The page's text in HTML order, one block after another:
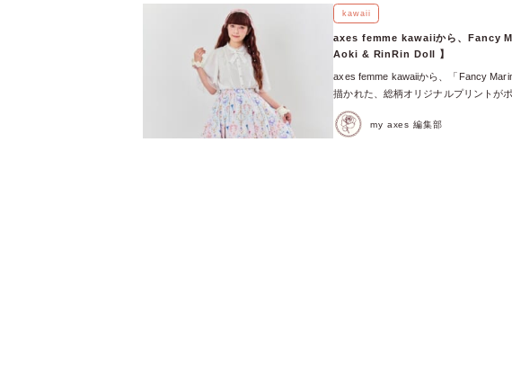
kawaii
axes femme kawaiiから、Fancy
Aoki & RinRin Doll 】
axes femme kawaiiから、「Fancy
描かれた、総柄オリジナルプリントが
的に漂うクラゲ、可愛らしく向かい合
ています♩ 日本ロリータ協会会長の青
my axes 編集部